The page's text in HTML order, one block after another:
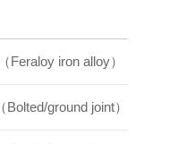
Feraloy iron alloy）
ground joint）